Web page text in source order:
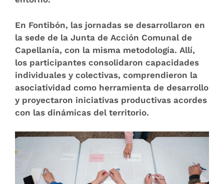
En Fontibón, las jornadas se desarrollaron en
la sede de la Junta de Acción Comunal de
Capellanía, con la misma metodología. Allí,
los participantes consolidaron capacidades
individuales y colectivas, comprendieron la
asociatividad como herramienta de desarrollo
y proyectaron iniciativas productivas acordes
con las dinámicas del territorio.